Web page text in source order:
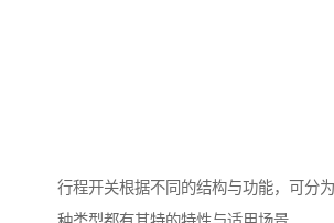
行程开关根据不同的结构与功能，可分